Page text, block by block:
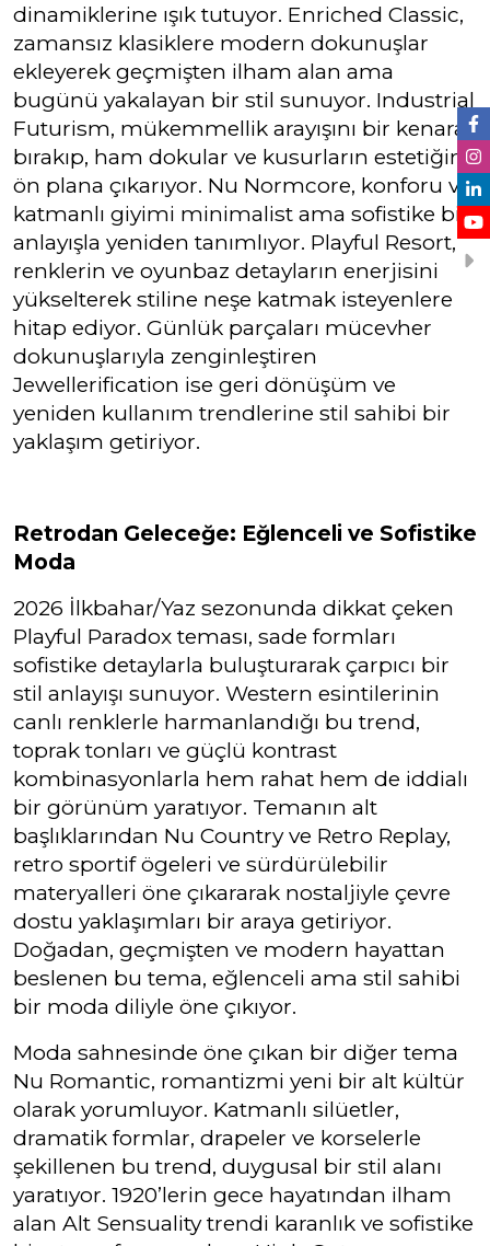
dinamiklerine ışık tutuyor. Enriched Classic,
zamansız klasiklere modern dokunuşlar
ekleyerek geçmişten ilham alan ama
bugünü yakalayan bir stil sunuyor. Industrial
Futurism, mükemmellik arayışını bir kenara
bırakıp, ham dokular ve kusurların estetiğini
ön plana çıkarıyor. Nu Normcore, konforu ve
katmanlı giyimi minimalist ama sofistike bir
anlayışla yeniden tanımlıyor. Playful Resort,
renklerin ve oyunbaz detayların enerjisini
yükselterek stiline neşe katmak isteyenlere
hitap ediyor. Günlük parçaları mücevher
dokunuşlarıyla zenginleştiren
Jewellerification ise geri dönüşüm ve
yeniden kullanım trendlerine stil sahibi bir
yaklaşım getiriyor.
Retrodan Geleceğe: Eğlenceli ve Sofistike
Moda
2026 İlkbahar/Yaz sezonunda dikkat çeken
Playful Paradox teması, sade formları
sofistike detaylarla buluşturarak çarpıcı bir
stil anlayışı sunuyor. Western esintilerinin
canlı renklerle harmanlandığı bu trend,
toprak tonları ve güçlü kontrast
kombinasyonlarla hem rahat hem de iddialı
bir görünüm yaratıyor. Temanın alt
başlıklarından Nu Country ve Retro Replay,
retro sportif ögeleri ve sürdürülebilir
materyalleri öne çıkararak nostaljiyle çevre
dostu yaklaşımları bir araya getiriyor.
Doğadan, geçmişten ve modern hayattan
beslenen bu tema, eğlenceli ama stil sahibi
bir moda diliyle öne çıkıyor.
Moda sahnesinde öne çıkan bir diğer tema
Nu Romantic, romantizmi yeni bir alt kültür
olarak yorumluyor. Katmanlı silüetler,
dramatik formlar, drapeler ve korselerle
şekillenen bu trend, duygusal bir stil alanı
yaratıyor. 1920’lerin gece hayatından ilham
alan Alt Sensuality trendi karanlık ve sofistike